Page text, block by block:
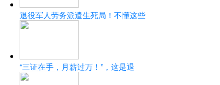
退役军人劳务派遣生死局！不懂这些
“三证在手，月薪过万！”，这是退